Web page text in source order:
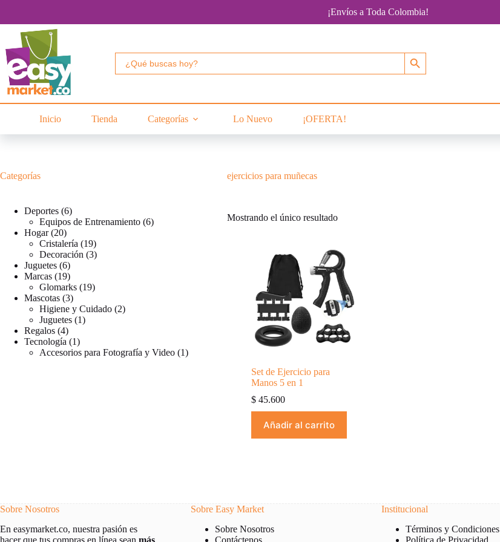
contenido
¡Envíos a Toda Colombia!
Buscar:
Botón de búsqueda
Inicio Tienda Categorías Lo Nuevo ¡OFERTA!
ejercicios para muñecas
Mostrando el único resultado
Set de Ejercicio para
Manos 5 en 1
$45.600
Añadir al carrito
Categorías
Deportes 66
productos
Equipos de Entrenamiento 66
Hogar 2020
productos
Cristalería 1919
productos
Decoración 33
Juguetes 66
productos
Marcas 1919
productos
Glomarks 1919
Mascotas 33
productos
Higiene y Cuidado 22
Juguetes 11
Regalos 44
productos
Tecnología 11
producto
Accesorios para Fotografía y Video 11
Sobre Nosotros
En easymarket.co, nuestra pasión es
Sobre Easy Market
Sobre Nosotros
Contáctenos
Institucional
Términos y Condiciones
Política de Privacidad